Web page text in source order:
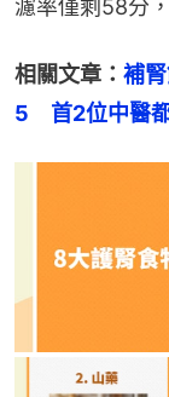
濾率僅剩58分
相關文章： 補
5　首2位中醫